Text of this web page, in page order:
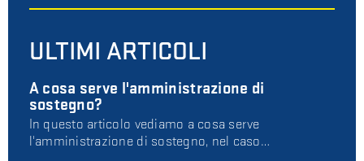
ULTIMI ARTICOLI
A cosa serve l'amministrazione di
sostegno?
In questo articolo vediamo a cosa serve
l'amministrazione di sostegno, nel caso…